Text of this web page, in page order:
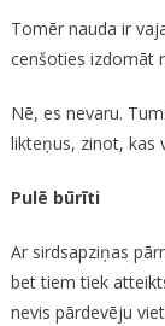
Tomēr nauda ir
cenšoties izdomāt
Nē, es nevaru.
likteņus, zinot, kas
Pulē būrīti
Ar sirdsapziņas
bet tiem tiek
nevis pārdevēju